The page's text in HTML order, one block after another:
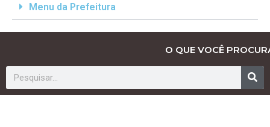
Menu da Prefeitura
O QUE VOCÊ